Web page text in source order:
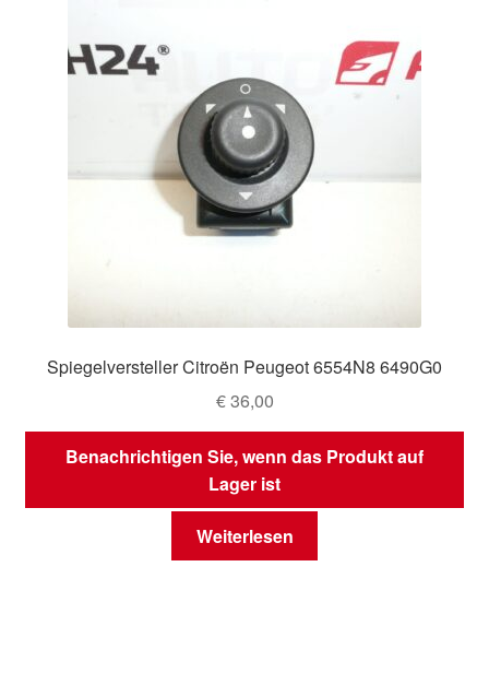
Spiegelversteller Citroën Peugeot 6554N8 6490G0
€36,00
Benachrichtigen Sie, wenn das Produkt auf
Lager ist
Weiterlesen